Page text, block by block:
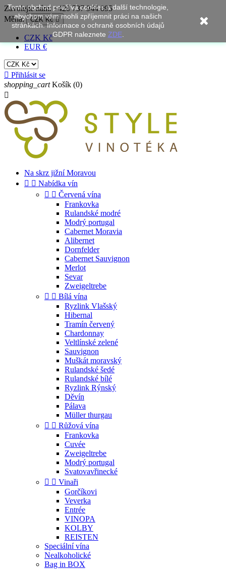
Zavolejte nám: +420 737 944 095
Měna:
CZK Kč 
CZK Kč
EUR €
 Přihlásit se
shopping_cart Košík (0)

Na skrz jižní Moravou
  Nabídka vín
  Červená vína
Frankovka
Rulandské modré
Modrý portugal
Cabernet Moravia
Alibernet
Dornfelder
Cabernet Sauvignon
Merlot
Sevar
Zweigeltrebe
  Bílá vína
Ryzlink Vlašský
Hibernal
Tramín červený
Chardonnay
Veltlínské zelené
Sauvignon
Muškát moravský
Rulandské šedé
Rulandské bílé
Ryzlink Rýnský
Děvín
Pálava
Müller thurgau
  Růžová vína
Frankovka
Cuvée
Zweigeltrebe
Modrý portugal
Svatovavřinecké
  Vinaři
Gorčíkovi
Veverka
Entrée
VINOPA
KOLBY
REISTEN
Speciální vína
Nealkoholické
Bag in BOX
Tento obchod používá cookies a další technologie,
abychom vám mohli zpříjemnit práci na našich
stránkách. Informace o ochraně osobních údajů
GDPR naleznete ZDE.